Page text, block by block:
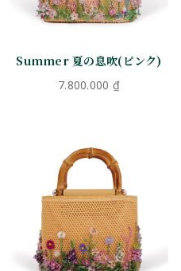
Summer 夏の息吹(ピンク)
7.800.000 ₫